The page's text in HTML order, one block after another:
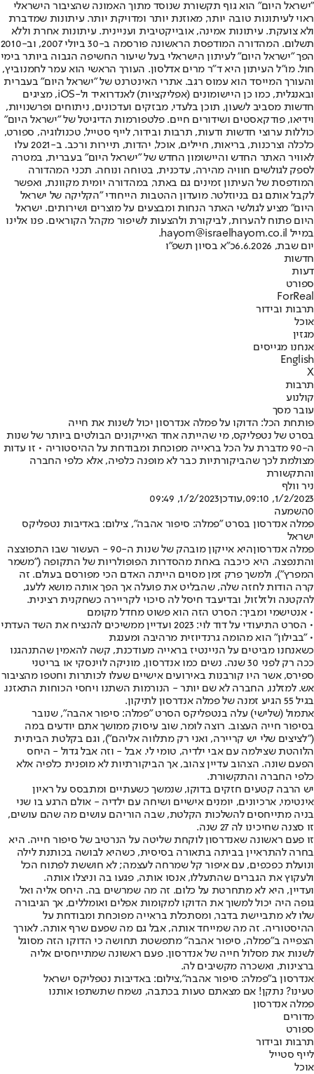
"ישראל היום" הוא גוף תקשורת שנוסד מתוך האמונה שהציבור הישראלי
ראוי לעיתונות טובה יותר, מאוזנת יותר ומדויקת יותר. עיתונות שמדברת
ולא צועקת. עיתונות אמינה, אובייקטיבית ועניינית. עיתונות אחרת וללא
תשלום. המהדורה המודפסת הראשונה פורסמה ב-30 ביולי 2007, וב-2010
הפך "ישראל היום" לעיתון הישראלי בעל שיעור החשיפה הגבוה ביותר בימי
חול. מו"ל העיתון היא ד"ר מרים אדלסון. העורך הראשי הוא עמר לחמנוביץ,
והעורך המייסד הוא עמוס רגב. אתרי האינטרנט של "ישראל היום" בעברית
ובאנגלית, כמו כן היישומונים (אפליקציות) לאנדרואיד ול-iOS, מציגים
חדשות מסביב לשעון, תוכן בלעדי, מבזקים ועדכונים, ניתוחים ופרשנויות,
וידיאו, פודקאסטים ושידורים חיים. פלטפורמות הדיגיטל של "ישראל היום"
כוללות ערוצי חדשות ודעות, תרבות ובידור, לייף סטייל, טכנולוגיה, ספורט,
כלכלה וצרכנות, בריאות, חיילים, אוכל, יהדות, תיירות ורכב. ב-2021 עלו
לאוויר האתר החדש והיישומון החדש של "ישראל היום" בעברית, במטרה
לספק לגולשים חוויה מהירה, עדכנית, בטוחה ונוחה. תכני המהדורה
המודפסת של העיתון זמינים גם באתר, במהדורה יומית מקוונת, ואפשר
לקבל אותם גם בניוזלטר. מועדון ההטבות הייחודי "הקליקה של ישראל
היום" מציע לגולשי האתר הנחות ומבצעים על מוצרים ושירותים. ישראל
היום פתוח להערות, לביקורת ולהצעות לשיפור מקהל הקוראים. פנו אלינו
במייל hayom@israelhayom.co.il.
יום שבת, 6.6.2026
כ"א בסיון תשפ"ו
חדשות
דעות
ספורט
ForReal
תרבות ובידור
אוכל
מגזין
אנחנו מגייסים
English
X
תרבות
קולנוע
עובר מסך
פותחת הכל: הדוקו על פמלה אנדרסון יכול לשנות את חייה
בסרט של נטפליקס, מי שהייתה אחד האייקונים הבולטים ביותר של שנות
ה-90 מדברת על הכל בראייה מפוכחת ומבודחת על ההיסטוריה • זו עדות
מצולמת לכך שהביקורתיות כבר לא מופנה כלפיה, אלא כלפי החברה
והתקשורת
ניר וולף
1/2/2023, 09:10
,עודכן1/2/2023, 09:49
0השמעה
פמלה אנדרסון בסרט "פמלה: סיפור אהבה", צילום: באדיבות נטפליקס
ישראל
פמלה אנדרסון
היא אייקון מובהק של שנות ה-90 - העשור שבו התפוצצה
והתנפצה. היא כיכבה באחת מהסדרות הפופולריות של התקופה ("משמר
המפרץ"), ולמשך פרק זמן מסוים הייתה האדם הכי מפורסם בעולם. זה
קרה הודות לחזה שלה, שהבליט את פועלה אך הפך אותה מושא ללעג,
להקטנה ולזלזול, ובדיעבד חיסל לה סיכוי לקריירה כשחקנית רצינית.
• אנטישמי ומביך: הסרט הזה הוא פשוט מחדל מקומם
• הסרט התיעודי על דוד לוי: 2023 ועדיין ממשיכים להנציח את השד העדתי
• "בבילון" הוא מהומה גרנדיוזית מרהיבה ומענגת
כשאנחנו מביטים על הניינטיז בראייה מעודכנת, קשה להאמין שהתנהגנו
ככה רק לפני 30 שנה. נשים כמו אנדרסון, מוניקה לוינסקי או בריטני
ספירס, אשר היו קורבנות באירועים אישיים שעלו לכותרות וחטפו מהציבור
אש. למזלנו, החברה לא שם יותר - הנורמות השתנו ויחסי הכוחות התאזנו.
בגיל 55 הגיע זמנה של פמלה אנדרסון לתיקון.
אתמול (שלישי) עלה בנטפליקס הסרט "פמלה: סיפור אהבה", שנובר
בסיפור חייה העצוב. רוצה לומר, שוב עיסוק ממושך אתם יודעים במה
("לציצים שלי יש קריירה, ואני רק מתלווה אליהם"), וגם בקלטת הביתית
הלוהטת שצילמה עם אבי ילדיה, טומי לי. אבל - וזה אבל גדול - היחס
הפעם שונה. הצהוב עדיין צהוב, אך הביקורתיות לא מופנית כלפיה אלא
כלפי החברה והתקשורת.
יש הרבה קטעים חזקים בדוקו, שנמשך כשעתיים ומתבסס על ראיון
אינטימי, ארכיונים, יומנים אישיים ושיחה עם ילדיה - אולם הרגע בו שני
בניה מתייחסים להשלכות הקלטת, שבה הוריהם עושים מה שהם עושים,
זו סצנה שחיכינו לה 27 שנה.
זו פעם ראשונה שאנדרסון לוקחת שליטה על הנרטיב של סיפור חייה. היא
בחרה להתראיין בביתה בתאורה בסיסית, כשהיא לבושה בכותנת לילה
ונועלת כפכפים, עם איפור קל שמרחה לעצמה; לא חוששת לפתוח הכל
ולעקוץ את הגברים שהתעללו, אנסו אותה, פגעו בה וניצלו אותה.
ועדיין, היא לא מתחרטת על כלום. זה מה שמרשים בה. היחס אליה ואל
גופה היה יכול למשוך את הדוקו למקומות אפלים ואומללים, אך הגיבורה
שלו לא מתביישת בדבר, ומסתכלת בראייה מפוכחת ומבודחת על
ההיסטוריה. זה מה שמייחד אותה, אבל גם מה שפעם שרף אותה. לאורך
הצפייה ב"פמלה, סיפור אהבה" מתפשטת תחושה כי הדוקו הזה מסוגל
לשנות את מסלול חייה של אנדרסון. פעם ראשונה שמתייחסים אליה
ברצינות, ואשכרה מקשיבים לה.
אנדרסון ב"פמלה: סיפור אהבה",צילום: באדיבות נטפליקס ישראל
טעינו? נתקן! אם מצאתם טעות בכתבה, נשמח שתשתפו אותנו
פמלה אנדרסון
מדורים
ספורט
תרבות ובידור
לייף סטייל
אוכל